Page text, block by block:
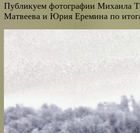
Публикуем фотографии Михаила
Матвеева и Юрия Еремина по